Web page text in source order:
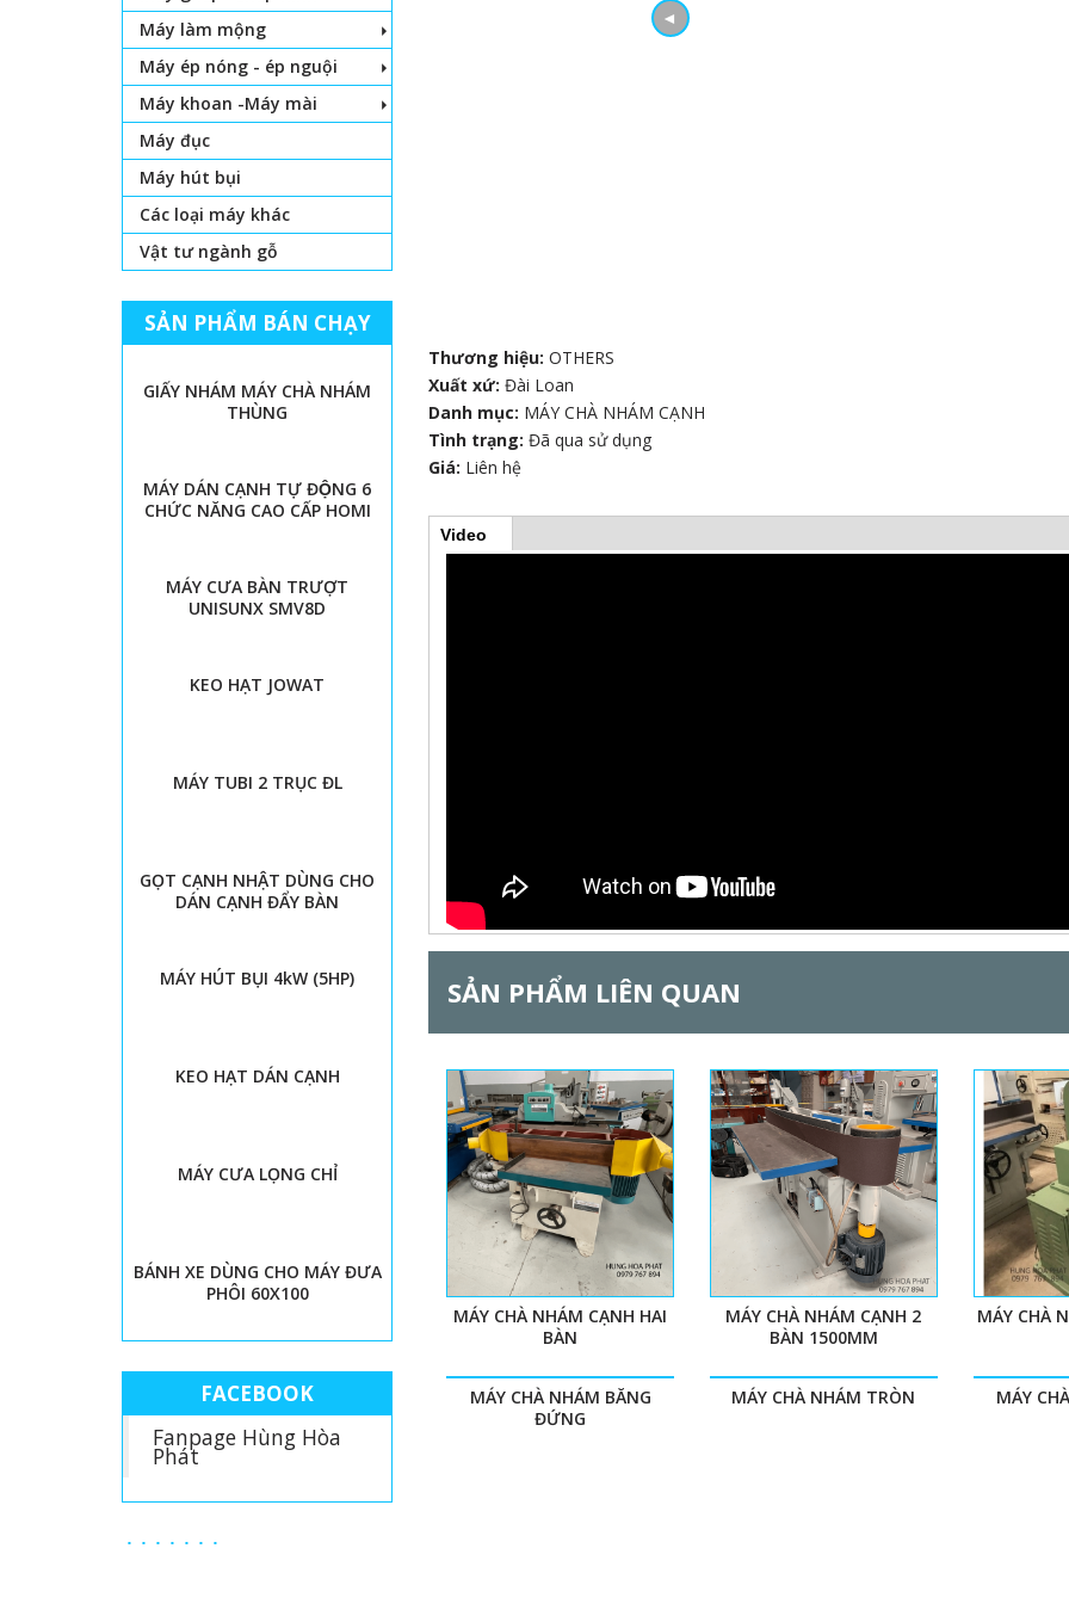
◄
Thương hiệu:OTHERS
Xuất xứ:Đài Loan
Danh mục: MÁY CHÀ NHÁM CẠNH
Tình trạng:Đã qua sử dụng
Giá: Liên hệ
H
a
G
Video
t
SẢN PHẨM LIÊN QUAN
MÁY CHÀ NHÁM CẠNH HAI
BÀN
MÁY CHÀ NHÁM CẠNH 2
BÀN 1500MM
MÁY CHÀ
MÁY CHÀ NHÁM BĂNG
ĐỨNG
MÁY CHÀ NHÁM TRÒN MÁY
Máy làm mộng
Máy ép nóng - ép nguội
Máy khoan -Máy mài
Máy đục
Máy hút bụi
Các loại máy khác
Vật tư ngành gỗ
SẢN PHẨM BÁN CHẠY
GIẤY NHÁM MÁY CHÀ NHÁM
THÙNG
MÁY DÁN CẠNH TỰ ĐỘNG 6
CHỨC NĂNG CAO CẤP HOMI
MÁY CƯA BÀN TRƯỢT
UNISUNX SMV8D
KEO HẠT JOWAT
MÁY TUBI 2 TRỤC ĐL
GỌT CẠNH NHẬT DÙNG CHO
DÁN CẠNH ĐẨY BÀN
MÁY HÚT BỤI 4kW (5HP)
KEO HẠT DÁN CẠNH
MÁY CƯA LỌNG CHỈ
BÁNH XE DÙNG CHO MÁY ĐƯA
PHÔI 60X100
FACEBOOK
Fanpage Hùng Hòa
Phát